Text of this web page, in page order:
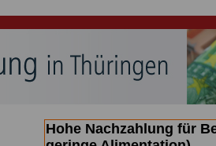
Hohe Nachzahlung für